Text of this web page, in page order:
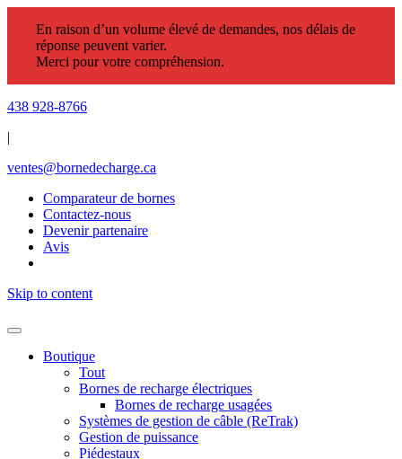
En raison d’un volume élevé de demandes, nos délais de
réponse peuvent varier.
Merci pour votre compréhension.
438 928-8766
|
ventes@bornedecharge.ca
Comparateur de bornes
Contactez-nous
Devenir partenaire
Avis
Skip to content
Boutique
Tout
Bornes de recharge électriques
Bornes de recharge usagées
Systèmes de gestion de câble (ReTrak)
Gestion de puissance
Piédestaux